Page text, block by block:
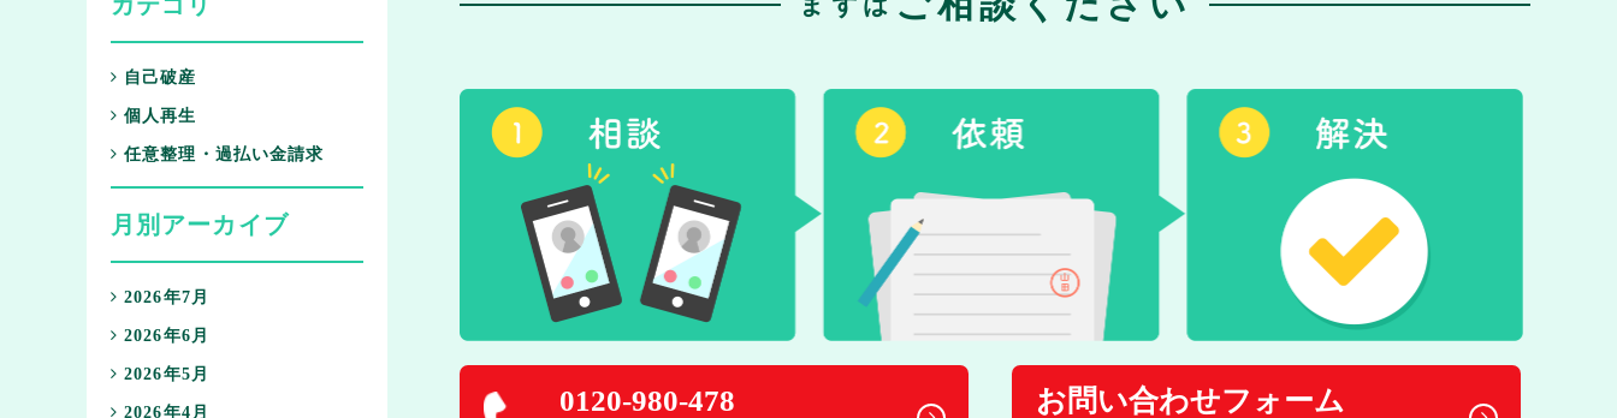
0120-980-478 お問い合わせフォーム
自己破産
個人再生
任意整理・過払い金請求
月別アーカイブ
2026年7月
2026年6月
2026年5月
2026年4月